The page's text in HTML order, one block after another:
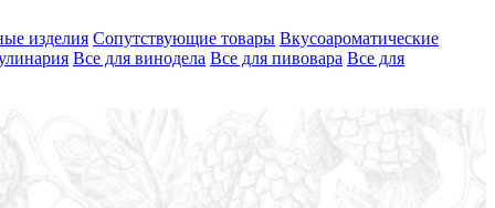
изделия Сопутствующие товары Вкусоароматические
Все для винодела Все для пивовара Все для